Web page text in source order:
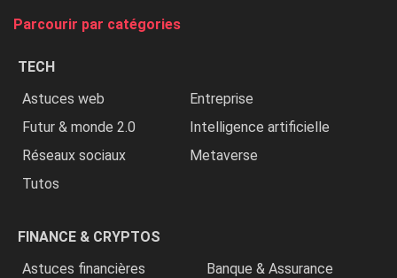
Parcourir par catégories
TECH
Astuces web
Entreprise
Futur & monde 2.0
Intelligence artificielle
Réseaux sociaux
Metaverse
Tutos
FINANCE & CRYPTOS
Astuces financières
Banque & Assurance